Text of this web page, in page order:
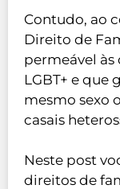
Contudo, ao
Direito de
permeável
LGBT+ e que
mesmo sexo
casais
Neste post
direitos de